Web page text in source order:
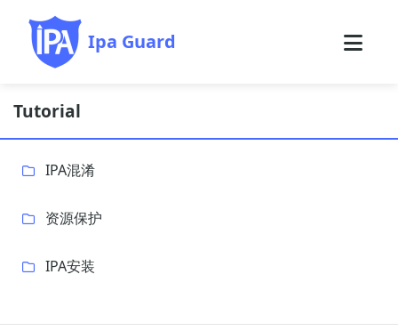
Ipa Guard
Tutorial
IPA混淆
资源保护
IPA安装